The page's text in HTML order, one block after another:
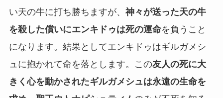
い天の牛に打ち勝ちますが、 神々が送った天の牛
を殺した償いにエンキドゥは死の運命を負うこと
になります。結果としてエンキドゥはギルガメシ
ュに抱かれて命を落とします。この友人の死に大
きく心を動かされたギルガメシュは永遠の生命を